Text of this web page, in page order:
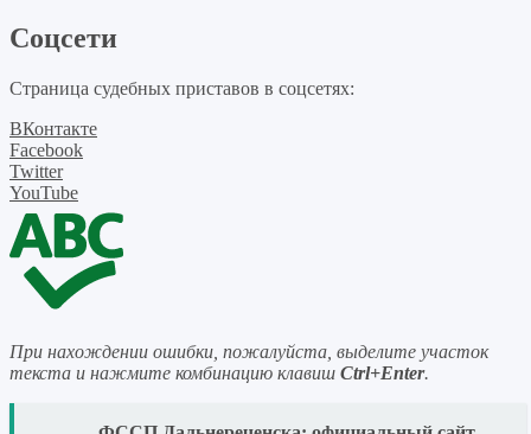
Соцсети
Страница судебных приставов в соцсетях:
ВКонтакте
Facebook
Twitter
YouTube
При нахождении ошибки, пожалуйста, выделите участок
текста и нажмите комбинацию клавиш Ctrl+Enter.